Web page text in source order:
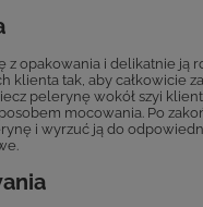
opakowania i delikatnie ją
klienta tak, aby całkowicie
pelerynę wokół szyi
mocowania. Po
i wyrzuć ją do